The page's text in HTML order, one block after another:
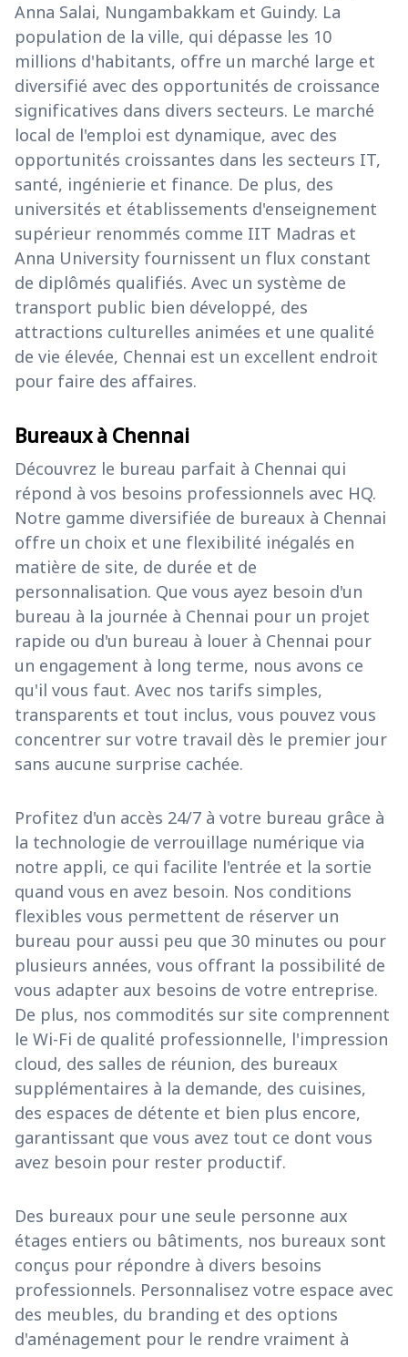
Anna Salai, Nungambakkam et Guindy. La
population de la ville, qui dépasse les 10
millions d'habitants, offre un marché large et
diversifié avec des opportunités de croissance
significatives dans divers secteurs. Le marché
local de l'emploi est dynamique, avec des
opportunités croissantes dans les secteurs IT,
santé, ingénierie et finance. De plus, des
universités et établissements d'enseignement
supérieur renommés comme IIT Madras et
Anna University fournissent un flux constant
de diplômés qualifiés. Avec un système de
transport public bien développé, des
attractions culturelles animées et une qualité
de vie élevée, Chennai est un excellent endroit
pour faire des affaires.
Bureaux à Chennai
Découvrez le bureau parfait à Chennai qui
répond à vos besoins professionnels avec HQ.
Notre gamme diversifiée de bureaux à Chennai
offre un choix et une flexibilité inégalés en
matière de site, de durée et de
personnalisation. Que vous ayez besoin d'un
bureau à la journée à Chennai pour un projet
rapide ou d'un bureau à louer à Chennai pour
un engagement à long terme, nous avons ce
qu'il vous faut. Avec nos tarifs simples,
transparents et tout inclus, vous pouvez vous
concentrer sur votre travail dès le premier jour
sans aucune surprise cachée.
Profitez d'un accès 24/7 à votre bureau grâce à
la technologie de verrouillage numérique via
notre appli, ce qui facilite l'entrée et la sortie
quand vous en avez besoin. Nos conditions
flexibles vous permettent de réserver un
bureau pour aussi peu que 30 minutes ou pour
plusieurs années, vous offrant la possibilité de
vous adapter aux besoins de votre entreprise.
De plus, nos commodités sur site comprennent
le Wi-Fi de qualité professionnelle, l'impression
cloud, des salles de réunion, des bureaux
supplémentaires à la demande, des cuisines,
des espaces de détente et bien plus encore,
garantissant que vous avez tout ce dont vous
avez besoin pour rester productif.
Des bureaux pour une seule personne aux
étages entiers ou bâtiments, nos bureaux sont
conçus pour répondre à divers besoins
professionnels. Personnalisez votre espace avec
des meubles, du branding et des options
d'aménagement pour le rendre vraiment à